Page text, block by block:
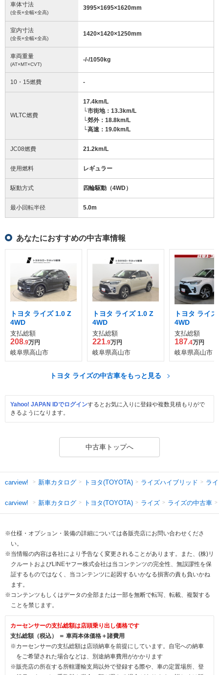
車体寸法
(全長×全幅×全高)
3995×1695×1620mm
室内寸法
(全長×全幅×全高)
1420×1420×1250mm
車両重量
(AT×MT×CVT)
-/-/1050kg
10・15燃費 -
WLTC燃費
17.4km/L
└市街地：13.3km/L
└郊外：18.8km/L
└高速：19.0km/L
JC08燃費 21.2km/L
使用燃料 レギュラー
駆動方式 四輪駆動（4WD）
最小回転半径 5.0m
あなたにおすすめの中古車情報
トヨタ ライズ 1.0 Z
4WD
支払総額
208.9万円
岐阜県高山市
トヨタ ライズ 1.0 Z
4WD
支払総額
221.9万円
岐阜県高山市
トヨタ ライ
4WD
支払総額
187.4万円
岐阜県高山市
トヨタ ライズの中古車をもっと見る
Yahoo! JAPAN IDでログインするとお気に入りに登録や複数見積もりがで
きるようになります。
中古車トップへ
carview! 新車カタログ トヨタ(TOYOTA) ライズハイブリッド ラ
carview! 新車カタログ トヨタ(TOYOTA) ライズ ライズの中古車
※仕様・オプション・装備の詳細については各販売店にお問い合わせくださ
い。
※当情報の内容は各社により予告なく変更されることがあります。また、(株)リ
クルートおよびLINEヤフー株式会社は当コンテンツの完全性、無誤謬性を保
証するものではなく、当コンテンツに起因するいかなる損害の責も負いかね
ます。
※コンテンツもしくはデータの全部または一部を無断で転写、転載、複製する
ことを禁じます。
カーセンサーの支払総額は店頭乗り出し価格です
支払総額（税込） ＝ 車両本体価格＋諸費用
※カーセンサーの支払総額は店頭納車を前提にしています。自宅への納車
をご希望された場合などは、別途納車費用がかかります
※販売店の所在する所轄運輸支局以外で登録する際や、車の定置場所、登